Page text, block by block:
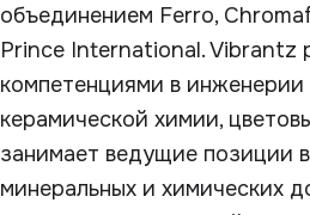
объединением Ferro,
Prince International. Vibrantz
компетенциями в инженерии
керамической химии,
занимает ведущие позиции
минеральных и химических